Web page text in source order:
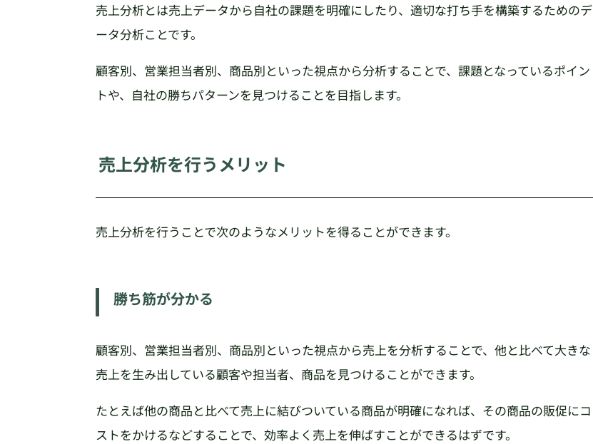
売上分析とは売上データから自社の課題を明確にしたり、適切な打ち手を構築するためのデ
ータ分析ことです。
顧客別、営業担当者別、商品別といった視点から分析することで、課題となっているポイン
トや、自社の勝ちパターンを見つけることを目指します。
売上分析を行うメリット
売上分析を行うことで次のようなメリットを得ることができます。
勝ち筋が分かる
顧客別、営業担当者別、商品別といった視点から売上を分析することで、他と比べて大きな
売上を生み出している顧客や担当者、商品を見つけることができます。
たとえば他の商品と比べて売上に結びついている商品が明確になれば、その商品の販促にコ
ストをかけるなどすることで、効率よく売上を伸ばすことができるはずです。